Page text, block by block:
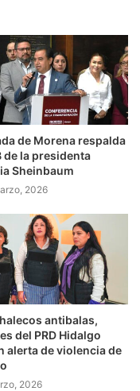
de Morena respalda
de la presidenta
Sheinbaum
2026
antibalas,
del PRD Hidalgo
alerta de violencia de
2026